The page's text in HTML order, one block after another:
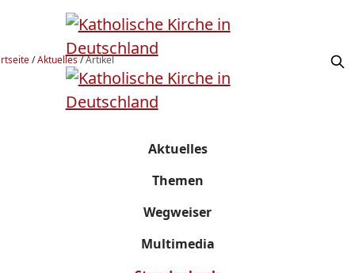
/Aktuelles/Artikel
Aktuelles
Themen
Wegweiser
Multimedia